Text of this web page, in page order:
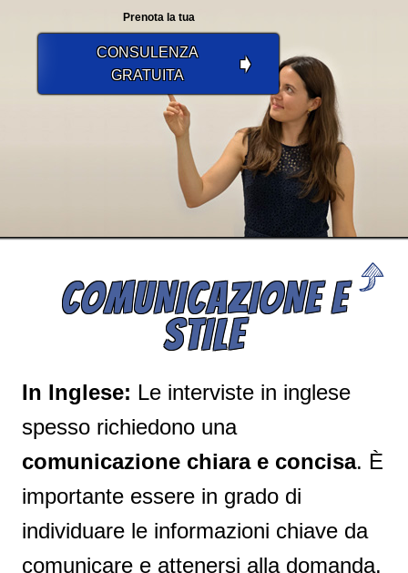
Prenota la tua
CONSULENZA
GRATUITA
➧
COMUNICAZIONE E
STILE
In Inglese: Le interviste in inglese
spesso richiedono una
comunicazione chiara e concisa. È
importante essere in grado di
individuare le informazioni chiave da
comunicare e attenersi alla domanda.